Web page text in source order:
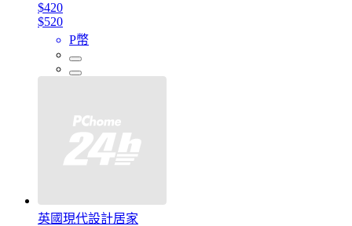
$420
$520
P幣
英國現代設計居家